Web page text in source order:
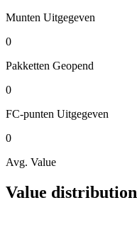
Munten Uitgegeven
0
Pakketten Geopend
0
FC-punten Uitgegeven
0
Avg. Value
Value distribution